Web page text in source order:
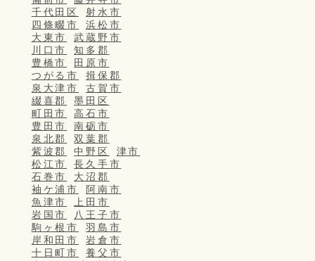
千代田区
射水市
四條畷市
浜松市
大東市
武蔵野市
川口市
知多郡
豊橋市
田原市
つがる市
揖保郡
泉大津市
古賀市
綴喜郡
墨田区
町田市
高石市
豊田市
南砺市
泉北郡
双葉郡
紫波郡
中野区
津市
松江市
長久手市
石巻市
大沼郡
袖ケ浦市
阿南市
魚津市
上田市
岩国市
八王子市
駒ヶ根市
羽島市
岸和田市
岩倉市
十日町市
養父市